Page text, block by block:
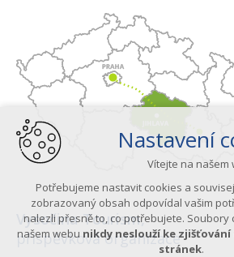
Vysočina Tourism,
příspěvková organizace
Nastavení
Vítejte na našem
Potřebujeme nastavit cookies a
zobrazovaný obsah odpovídal vašim
nalezli přesně to, co potřebujete. Soubory
našem webu nikdy neslouží ke
stránek.